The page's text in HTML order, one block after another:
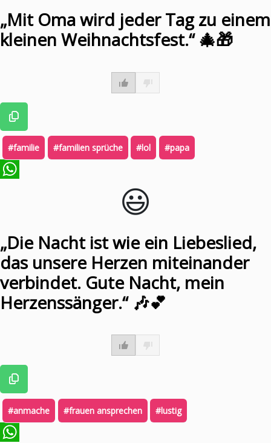
„Mit Oma wird jeder Tag zu einem
kleinen Weihnachtsfest.“ 🎄🎁
#familie #familien sprüche #lol #papa
😃️
„Die Nacht ist wie ein Liebeslied,
das unsere Herzen miteinander
verbindet. Gute Nacht, mein
Herzenssänger.“ 🎶💕
#anmache #frauen ansprechen #lustig